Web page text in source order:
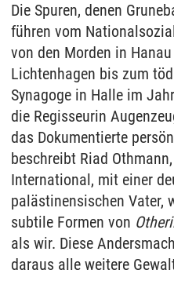
Die Spuren, denen
führen vom
von den Morden in
Lichtenhagen bis zum
Synagoge in Halle im
die Regisseurin
das Dokumentierte
beschreibt Riad
International, mit einer
palästinensischen Vater,
subtile Formen von
als wir. Diese
daraus alle weitere